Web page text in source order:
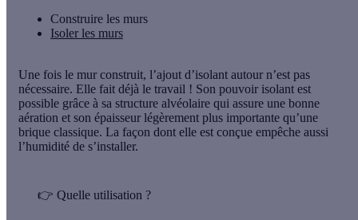
Construire les murs
Isoler les murs
Une fois le mur construit, l’ajout d’isolant autour n’est pas
nécessaire. Elle fait déjà le travail ! Son pouvoir isolant est
possible grâce à sa structure alvéolaire qui assure une bonne
aération et son épaisseur légèrement plus importante qu’une
brique classique. La façon dont elle est conçue empêche aussi
l’humidité de s’installer.
👉 Quelle utilisation ?